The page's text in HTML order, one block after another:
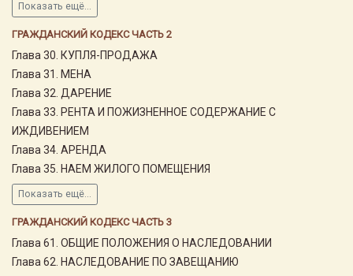
Показать ещё...
ГРАЖДАНСКИЙ КОДЕКС ЧАСТЬ 2
Глава 30. КУПЛЯ-ПРОДАЖА
Глава 31. МЕНА
Глава 32. ДАРЕНИЕ
Глава 33. РЕНТА И ПОЖИЗНЕННОЕ СОДЕРЖАНИЕ С
ИЖДИВЕНИЕМ
Глава 34. АРЕНДА
Глава 35. НАЕМ ЖИЛОГО ПОМЕЩЕНИЯ
Показать ещё...
ГРАЖДАНСКИЙ КОДЕКС ЧАСТЬ 3
Глава 61. ОБЩИЕ ПОЛОЖЕНИЯ О НАСЛЕДОВАНИИ
Глава 62. НАСЛЕДОВАНИЕ ПО ЗАВЕЩАНИЮ